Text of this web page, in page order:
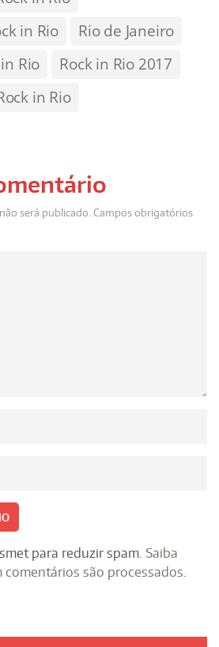
in Rio
Rio de Janeiro
Rio
Rock in Rio 2017
in Rio
será publicado. Campos obrigatórios
para reduzir spam. Saiba
comentários são processados.